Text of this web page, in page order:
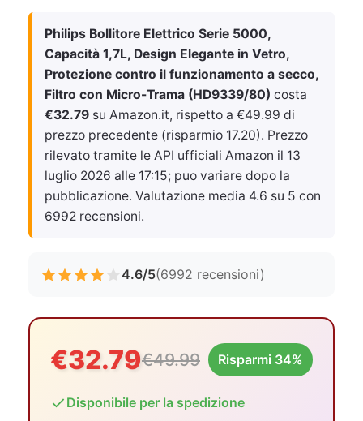
Philips Bollitore Elettrico Serie 5000,
Capacità 1,7L, Design Elegante in Vetro,
Protezione contro il funzionamento a secco,
Filtro con Micro-Trama (HD9339/80) costa
€32.79 su Amazon.it, rispetto a €49.99 di
prezzo precedente (risparmio 17.20). Prezzo
rilevato tramite le API ufficiali Amazon il 13
luglio 2026 alle 17:15; puo variare dopo la
pubblicazione. Valutazione media 4.6 su 5 con
6992 recensioni.
4.6/5(6992 recensioni)
€32.79€49.99 Risparmi 34%
Disponibile per la spedizione